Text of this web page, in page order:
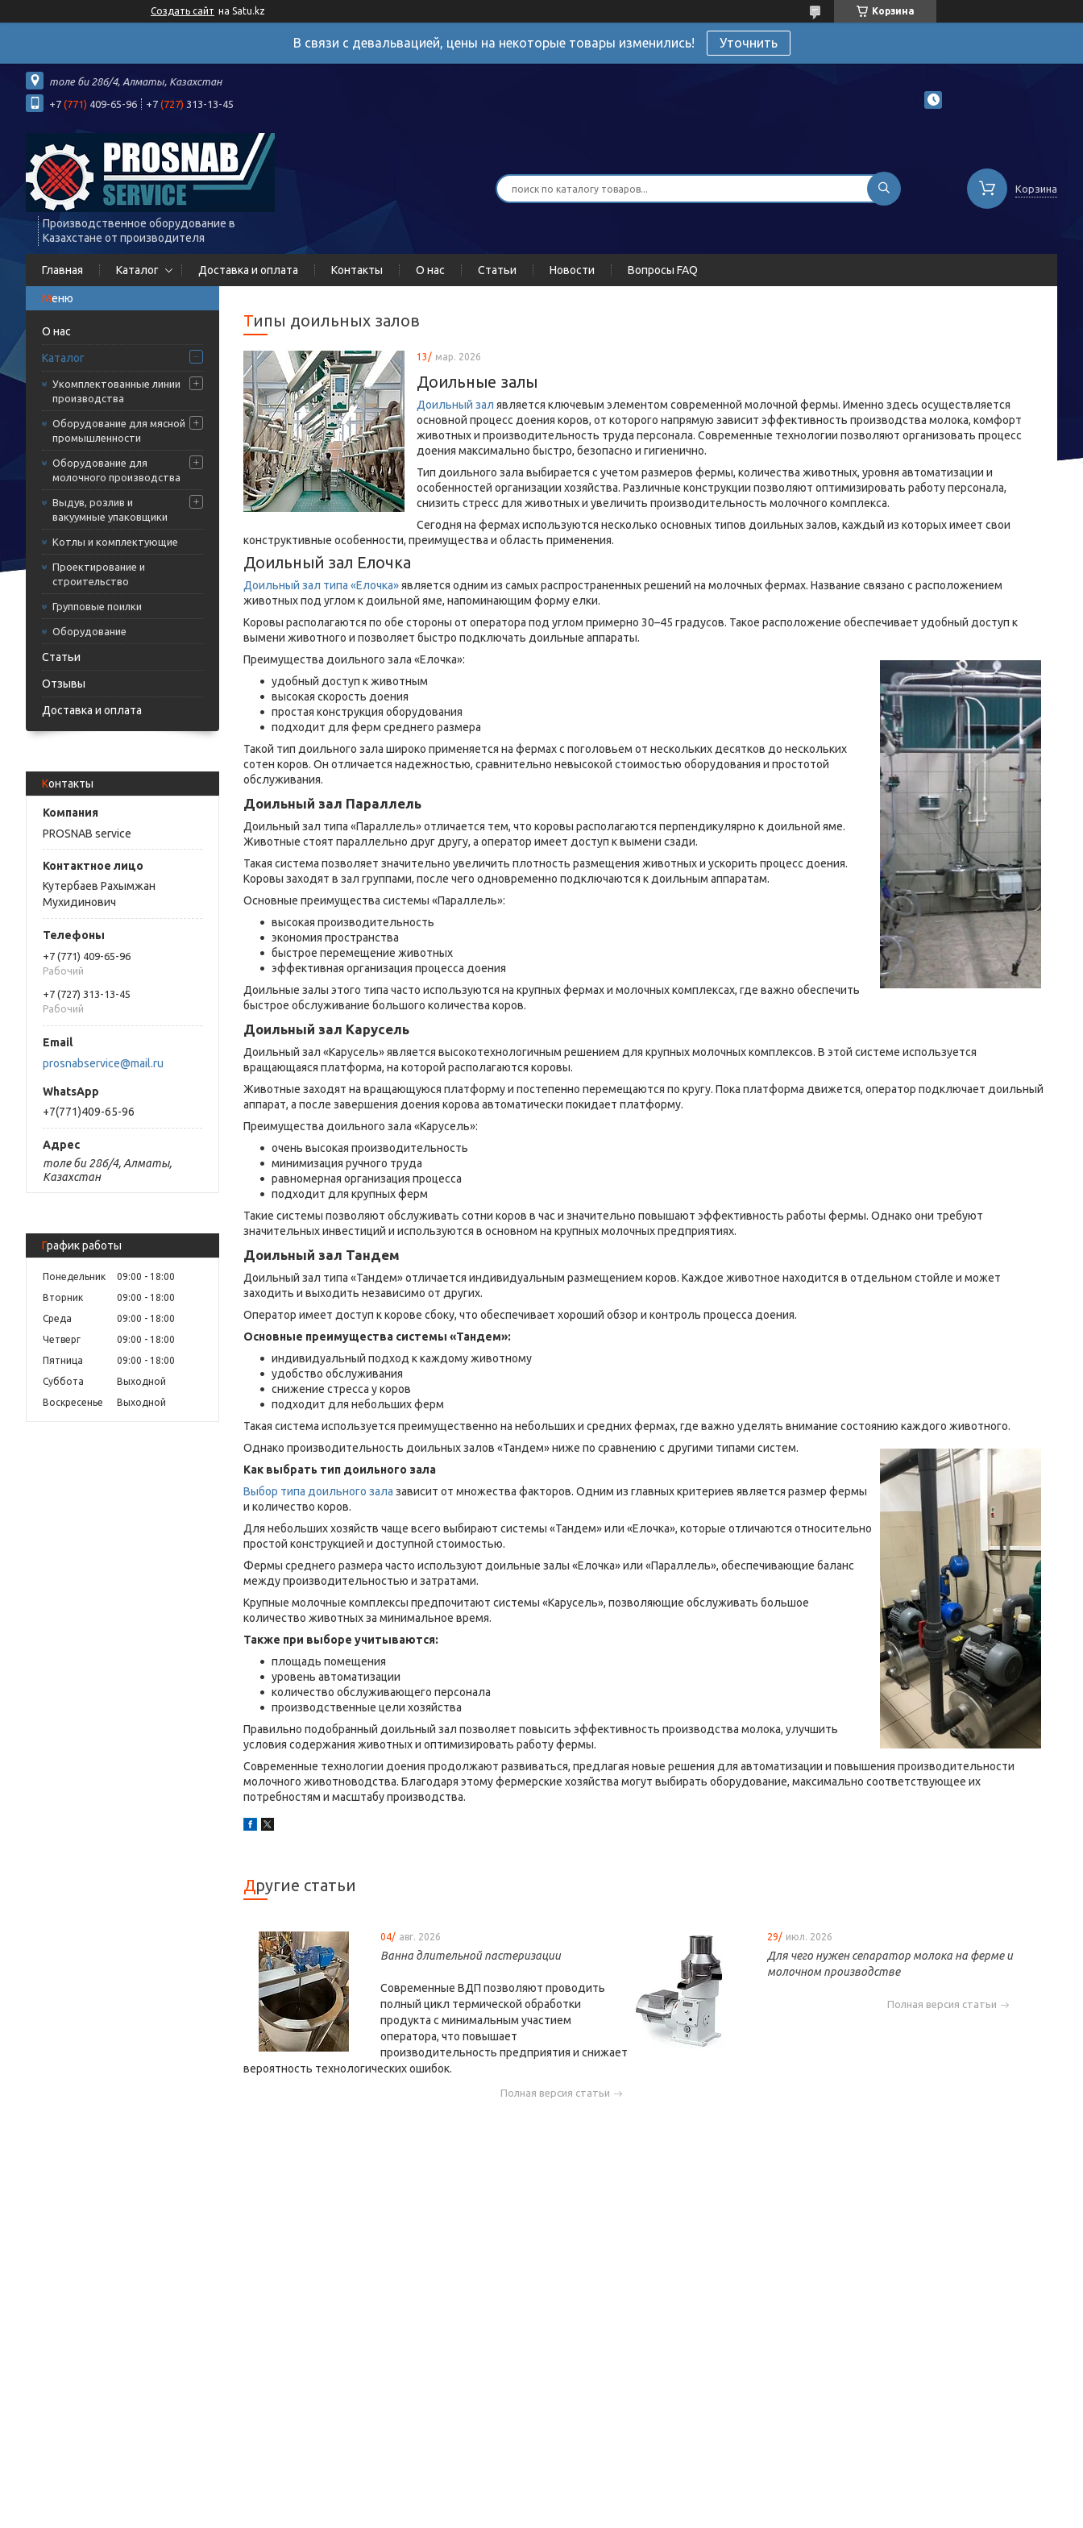
Создать сайт на Satu.kz Корзина
В связи с девальвацией, цены на некоторые товары изменились! Уточнить
толе би 286/4, Алматы, Казахстан
+7 (771) 409-65-96 +7 (727) 313-13-45
Производственное оборудование в
Казахстане от производителя
Корзина
Главная Каталог Доставка и оплата Контакты О нас Статьи Новости Вопросы FAQ
О нас
Каталог
Укомплектованные линии
производства
Оборудование для мясной
промышленности
Оборудование для
молочного производства
Выдув, розлив и
вакуумные упаковщики
Котлы и комплектующие
Проектирование и
строительство
Групповые поилки
Оборудование
Статьи
Отзывы
Доставка и оплата
Контакты
PROSNAB service
Кутербаев Рахымжан
Мухидинович
+7 (771) 409-65-96
Рабочий
+7 (727) 313-13-45
Рабочий
prosnabservice@mail.ru
+7(771)409-65-96
толе би 286/4, Алматы,
Казахстан
График работы
Понедельник 09:00
18:00
Вторник
09:00
18:00
Среда
09:00
18:00
Четверг
09:00
18:00
Пятница
09:00
18:00
Суббота
Выходной
Воскресенье
Выходной
Типы доильных залов
13/ мар. 2026
Доильные залы
Доильный зал является ключевым элементом современной молочной фермы. Именно здесь осуществляется
основной процесс доения коров, от которого напрямую зависит эффективность производства молока, комфорт
животных и производительность труда персонала. Современные технологии позволяют организовать процесс
доения максимально быстро, безопасно и гигиенично.
Тип доильного зала выбирается с учетом размеров фермы, количества животных, уровня автоматизации и
особенностей организации хозяйства. Различные конструкции позволяют оптимизировать работу персонала,
снизить стресс для животных и увеличить производительность молочного комплекса.
Сегодня на фермах используются несколько основных типов доильных залов, каждый из которых имеет свои
конструктивные особенности, преимущества и область применения.
Доильный зал Елочка
Доильный зал типа «Елочка»является одним из самых распространенных решений на молочных фермах. Название связано с расположением
животных под углом к доильной яме, напоминающим форму елки.
Коровы располагаются по обе стороны от оператора под углом примерно 30–45 градусов. Такое расположение обеспечивает удобный доступ к
вымени животного и позволяет быстро подключать доильные аппараты.
Преимущества доильного зала «Елочка»:
удобный доступ к животным
высокая скорость доения
простая конструкция оборудования
подходит для ферм среднего размера
Такой тип доильного зала широко применяется на фермах с поголовьем от нескольких десятков до нескольких
сотен коров. Он отличается надежностью, сравнительно невысокой стоимостью оборудования и простотой
обслуживания.
Доильный зал Параллель
Доильный зал типа «Параллель» отличается тем, что коровы располагаются перпендикулярно к доильной яме.
Животные стоят параллельно друг другу, а оператор имеет доступ к вымени сзади.
Такая система позволяет значительно увеличить плотность размещения животных и ускорить процесс доения.
Коровы заходят в зал группами, после чего одновременно подключаются к доильным аппаратам.
Основные преимущества системы «Параллель»:
высокая производительность
экономия пространства
быстрое перемещение животных
эффективная организация процесса доения
Доильные залы этого типа часто используются на крупных фермах и молочных комплексах, где важно обеспечить
быстрое обслуживание большого количества коров.
Доильный зал Карусель
Доильный зал «Карусель» является высокотехнологичным решением для крупных молочных комплексов. В этой системе используется
вращающаяся платформа, на которой располагаются коровы.
Животные заходят на вращающуюся платформу и постепенно перемещаются по кругу. Пока платформа движется, оператор подключает доильный
аппарат, а после завершения доения корова автоматически покидает платформу.
Преимущества доильного зала «Карусель»:
очень высокая производительность
минимизация ручного труда
равномерная организация процесса
подходит для крупных ферм
Такие системы позволяют обслуживать сотни коров в час и значительно повышают эффективность работы фермы. Однако они требуют
значительных инвестиций и используются в основном на крупных молочных предприятиях.
Доильный зал Тандем
Доильный зал типа «Тандем» отличается индивидуальным размещением коров. Каждое животное находится в отдельном стойле и может
заходить и выходить независимо от других.
Оператор имеет доступ к корове сбоку, что обеспечивает хороший обзор и контроль процесса доения.
Основные преимущества системы «Тандем»:
индивидуальный подход к каждому животному
удобство обслуживания
снижение стресса у коров
подходит для небольших ферм
Такая система используется преимущественно на небольших и средних фермах, где важно уделять внимание состоянию каждого животного.
Однако производительность доильных залов «Тандем» ниже по сравнению с другими типами систем.
Как выбрать тип доильного зала
Выбор типа доильного зала зависит от множества факторов. Одним из главных критериев является размер фермы
и количество коров.
Для небольших хозяйств чаще всего выбирают системы «Тандем» или «Елочка», которые отличаются относительно
простой конструкцией и доступной стоимостью.
Фермы среднего размера часто используют доильные залы «Елочка» или «Параллель», обеспечивающие баланс
между производительностью и затратами.
Крупные молочные комплексы предпочитают системы «Карусель», позволяющие обслуживать большое
количество животных за минимальное время.
Также при выборе учитываются:
площадь помещения
уровень автоматизации
количество обслуживающего персонала
производственные цели хозяйства
Правильно подобранный доильный зал позволяет повысить эффективность производства молока, улучшить
условия содержания животных и оптимизировать работу фермы.
Современные технологии доения продолжают развиваться, предлагая новые решения для автоматизации и повышения производительности
молочного животноводства. Благодаря этому фермерские хозяйства могут выбирать оборудование, максимально соответствующее их
потребностям и масштабу производства.
Другие статьи
04/ авг. 2026
Ванна длительной пастеризации
Современные ВДП позволяют проводить
полный цикл термической обработки
продукта с минимальным участием
оператора, что повышает
производительность предприятия и снижает
вероятность технологических ошибок.
Полная версия статьи
29/ июл. 2026
Для чего нужен сепаратор молока на ферме и
молочном производстве
Полная версия статьи